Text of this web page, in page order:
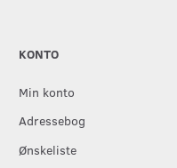
KONTO
Min konto
Adressebog
Ønskeliste